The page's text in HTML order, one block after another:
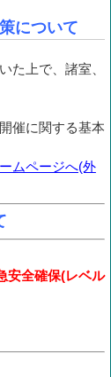
について
た上で、諸室、
催に関する基本
ムページへ(外
安全確保(レベル